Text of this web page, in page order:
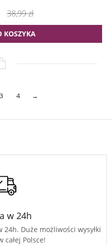
38,99zł
KOSZYKA
3 4 →
w 24h
Duże możliwości wysyłki
całej Polsce!